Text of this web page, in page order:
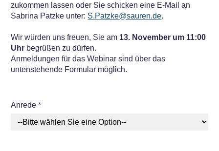
zukommen lassen oder Sie schicken eine E-Mail an
Sabrina Patzke unter: S.Patzke@sauren.de.
Wir würden uns freuen, Sie am 13. November um 11:00
Uhr begrüßen zu dürfen.
Anmeldungen für das Webinar sind über das
untenstehende Formular möglich.
Anrede *